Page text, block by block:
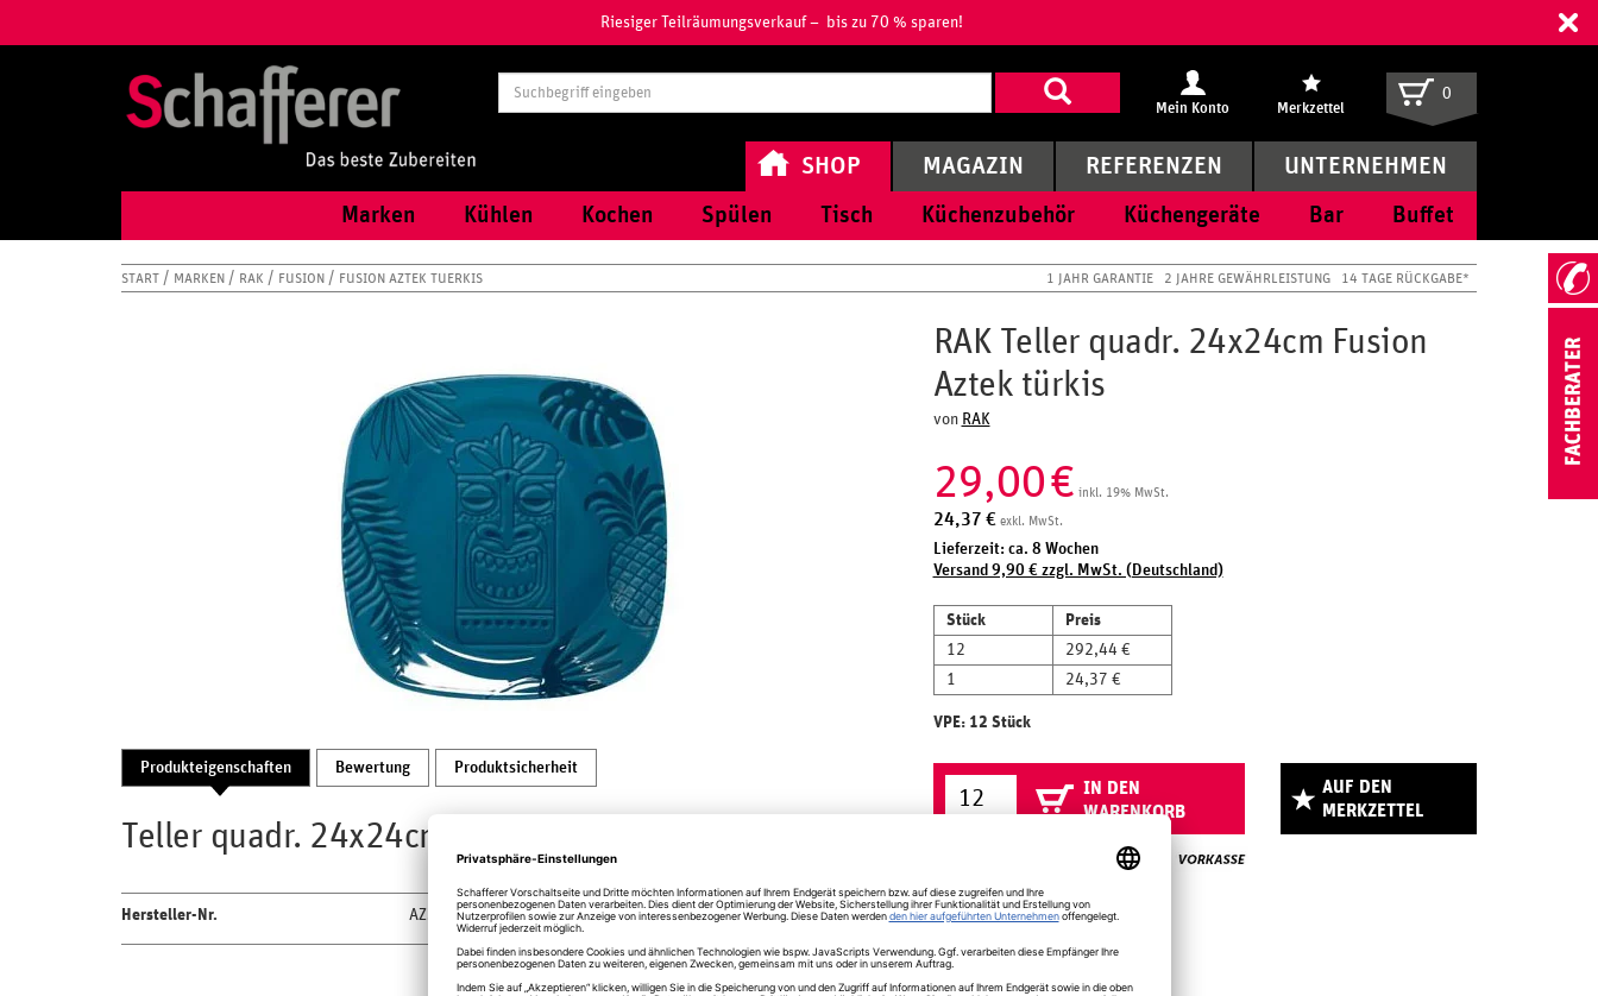
Riesiger Teilräumungsverkauf – bis zu 70 % sparen!
Suchbegriff
eingeben
Mein Konto Merkzettel
0
SHOP
Marken Kühlen Kochen Spülen Tisch Küchenzubehör Küchengeräte Bar Buffet
MAGAZIN REFERENZEN UNTERNEHMEN
START MARKEN RAK FUSION FUSION AZTEK TUERKIS 1 JAHR GARANTIE 2 JAHRE GEWÄHRLEISTUNG 14 TAGE RÜCKGABE*
Produkteigenschaften Bewertung Produktsicherheit
Teller quadr. 24x24cm Fusion Aztek türkis
Hersteller-Nr. AZSKSF24TK
RAK Teller quadr. 24x24cm Fusion
Aztek türkis
von RAK
29,00€ inkl. 19% MwSt.
24,37 € exkl. MwSt.
Lieferzeit: ca. 8 Wochen
Versand 9,90 € zzgl. MwSt. (Deutschland)
Stück
Preis
12
292,44 €
1
24,37 €
VPE: 12 Stück
IN DEN
WARENKORB
AUF DEN
MERKZETTEL